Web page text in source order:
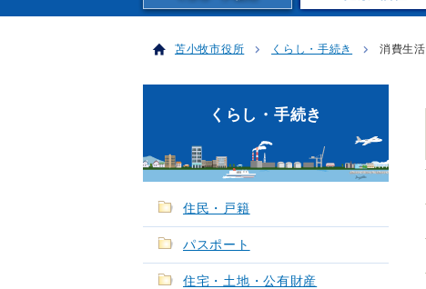
苫小牧市役所 くらし・手続き 消費生活
くらし・手続き
住民・戸籍
パスポート
住宅・土地・公有財産